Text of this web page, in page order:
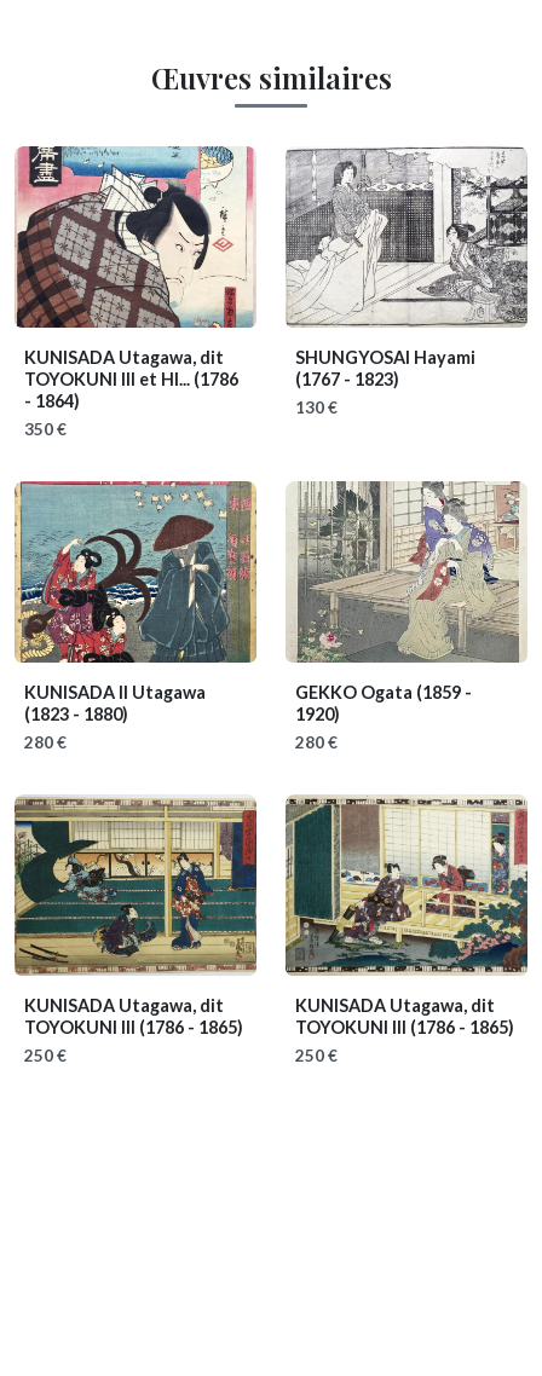
Œuvres similaires
KUNISADA Utagawa, dit
TOYOKUNI III et HI... (1786
- 1864)
350 €
SHUNGYOSAI Hayami
(1767 - 1823)
130 €
KUNISADA II Utagawa
(1823 - 1880)
280 €
GEKKO Ogata (1859 -
1920)
280 €
KUNISADA Utagawa, dit
TOYOKUNI III (1786 - 1865)
250 €
KUNISADA Utagawa, dit
TOYOKUNI III (1786 - 1865)
250 €